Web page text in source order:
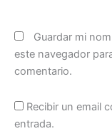
Guardar mi
este navegador
comentario.
Recibir un email
entrada.